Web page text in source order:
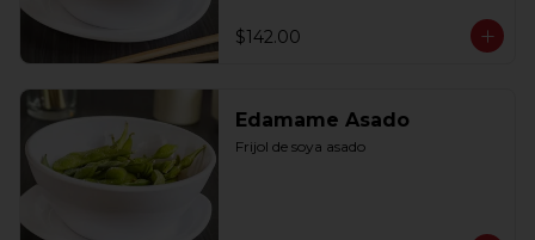
$142.00
Edamame Asado
Frijol de soya asado